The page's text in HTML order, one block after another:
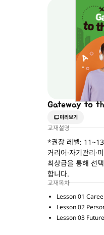
Gateway to
미리보기
교재설명
*권장 레벨:
커리어·자기관리·
최상급을 통해 선
합니다.
교재목차
Lesson 01
Lesson 02
Lesson 03